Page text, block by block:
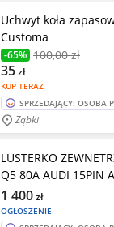
Uchwyt koła
Customa
-65% 100,00 zł
KUP TERAZ
35zł
SPRZEDAJĄCY: OSOBA
Ząbki
LUSTERKO
Q5 80A AUDI 15PIN
OGŁOSZENIE
1 400zł